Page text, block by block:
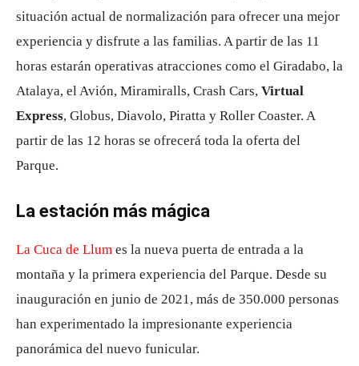
situación actual de normalización para ofrecer una mejor
experiencia y disfrute a las familias. A partir de las 11
horas estarán operativas atracciones como el Giradabo, la
Atalaya, el Avión, Miramiralls, Crash Cars, Virtual
Express, Globus, Diavolo, Piratta y Roller Coaster. A
partir de las 12 horas se ofrecerá toda la oferta del
Parque.
La estación más mágica
La Cuca de Llum es la nueva puerta de entrada a la
montaña y la primera experiencia del Parque. Desde su
inauguración en junio de 2021, más de 350.000 personas
han experimentado la impresionante experiencia
panorámica del nuevo funicular.